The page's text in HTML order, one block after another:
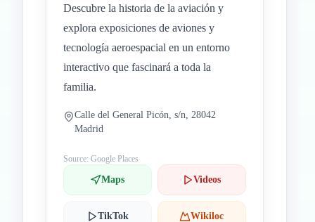
Descubre la historia de la aviación y
explora exposiciones de aviones y
tecnología aeroespacial en un entorno
interactivo que fascinará a toda la
familia.
Calle del General Picón, s/n, 28042
Madrid
Source: Google Places
Maps Videos
TikTok Wikiloc